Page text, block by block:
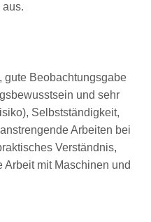
gute Beobachtungsgabe
und sehr
Selbstständigkeit,
Arbeiten bei
Verständnis,
mit Maschinen und